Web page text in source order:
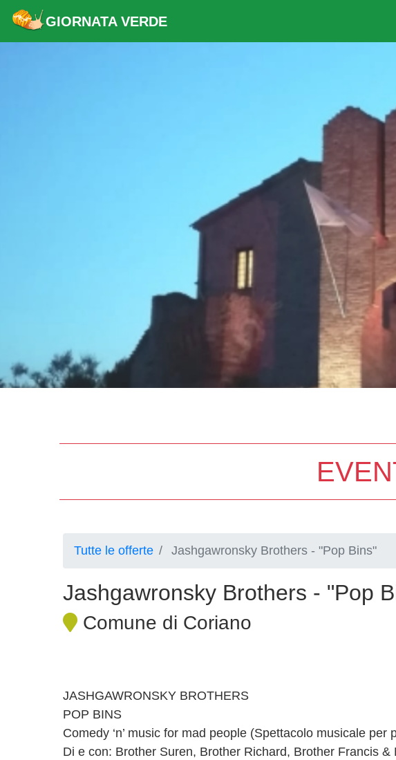
GIORNATA VERDE
Tutte le offerte Jashgawronsky Brothers - "Pop Bins"
Jashgawronsky Brothers - "Pop
Comune di Coriano
JASHGAWRONSKY BROTHERS
POP BINS
Comedy ‘n’ music for mad people (Spettacolo musicale per
Di e con: Brother Suren, Brother Richard, Brother Francis &